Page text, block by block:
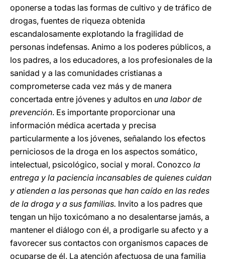
oponerse a todas las formas de cultivo y de tráfico de
drogas, fuentes de riqueza obtenida
escandalosamente explotando la fragilidad de
personas indefensas. Animo a los poderes públicos, a
los padres, a los educadores, a los profesionales de la
sanidad y a las comunidades cristianas a
comprometerse cada vez más y de manera
concertada entre jóvenes y adultos en una labor de
prevención. Es importante proporcionar una
información médica acertada y precisa
particularmente a los jóvenes, señalando los efectos
perniciosos de la droga en los aspectos somático,
intelectual, psicológico, social y moral. Conozco la
entrega y la paciencia incansables de quienes cuidan
y atienden a las personas que han caído en las redes
de la droga y a sus familias. Invito a los padres que
tengan un hijo toxicómano a no desalentarse jamás, a
mantener el diálogo con él, a prodigarle su afecto y a
favorecer sus contactos con organismos capaces de
ocuparse de él. La atención afectuosa de una familia